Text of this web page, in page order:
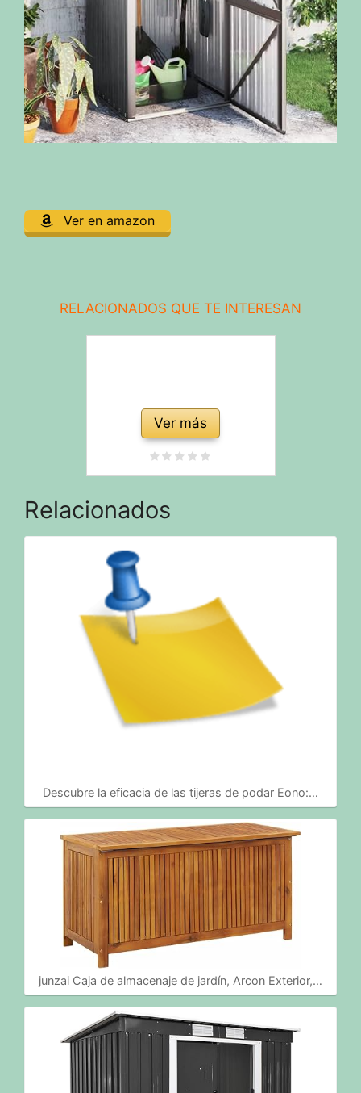
Ver en amazon
RELACIONADOS QUE TE INTERESAN
Ver más
Relacionados
Descubre la eficacia de las tijeras de podar Eono:…
junzai Caja de almacenaje de jardín, Arcon Exterior,…